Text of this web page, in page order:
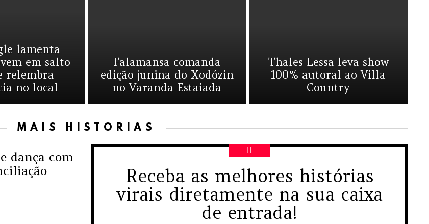
lamenta
em salto
relembra
no local
Falamansa comanda
edição junina do Xodózin
no Varanda Estaiada
Thales Lessa leva show
100% autoral ao Villa
Country
MAIS HISTÓRIAS
dança com
NEWSLETTER
Receba as melhores histórias
virais diretamente na sua caixa
de entrada!